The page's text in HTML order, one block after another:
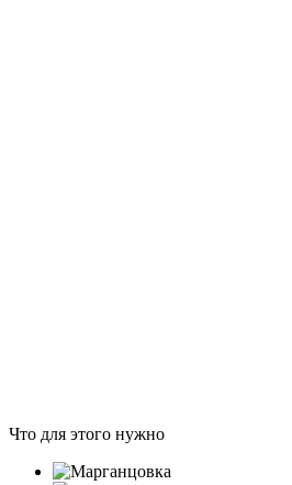
Что для этого нужно